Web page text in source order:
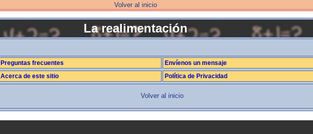
Volver al inicio
La realimentación
Preguntas frecuentes
Envíenos un mensaje
Acerca de este sitio
Política de Privacidad
Volver al inicio